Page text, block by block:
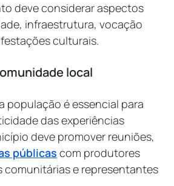
deve considerar aspectos
infraestrutura, vocação
culturais.
local
população é essencial para
das experiências
deve promover reuniões,
públicas com produtores
comunitárias e representantes